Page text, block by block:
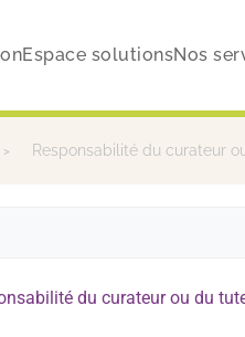
Espace solutionsNos
Responsabilité du curateur
du curateur ou du